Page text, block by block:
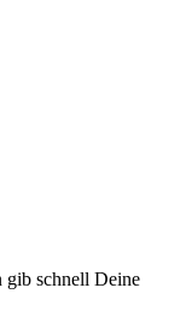
gib schnell Deine